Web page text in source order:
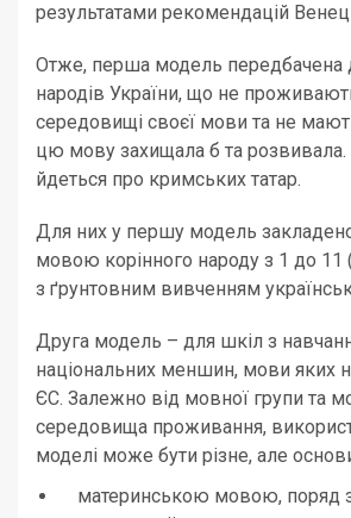
результатами рекомендацій
Отже, перша модель передбачена
народів України, що не
середовищі своєї мови та не
цю мову захищала б та
йдеться про кримських татар.
Для них у першу модель
мовою корінного народу з 1 до 11
з ґрунтовним вивченням
Друга модель – для шкіл з
національних меншин, мови яких
ЄС. Залежно від мовної групи та
середовища проживання,
моделі може бути різне, але
материнською мовою, поряд